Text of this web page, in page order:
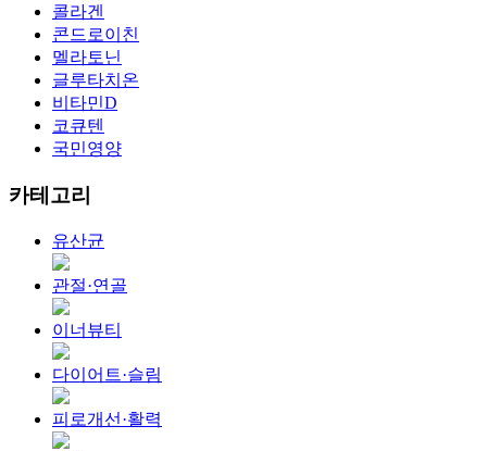
콜라겐
콘드로이친
멜라토닌
글루타치온
비타민D
코큐텐
국민영양
카테고리
유산균
관절·연골
이너뷰티
다이어트·슬림
피로개선·활력